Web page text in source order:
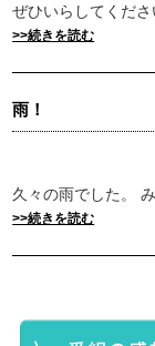
ぜひいらしてくだ
>>続きを読む
雨！
久々の雨でした。
>>続きを読む